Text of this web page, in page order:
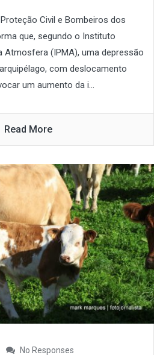
Civil e Bombeiros dos
que, segundo o Instituto
Atmosfera (IPMA), uma depressão
com deslocamento
um aumento da i...
Read More
No Responses